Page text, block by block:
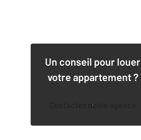
Un conseil pour louer
votre appartement ?
Contactez notre agence